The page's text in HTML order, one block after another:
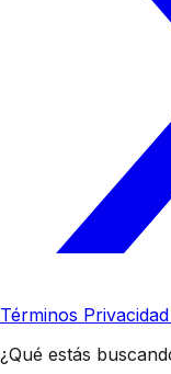
Términos Privacidad
¿Qué estás